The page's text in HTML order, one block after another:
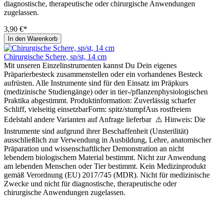
diagnostische, therapeutische oder chirurgische Anwendungen
zugelassen.
3,90 €*
In den Warenkorb
Chirurgische Schere, sp/st, 14 cm
Mit unseren Einzelinstrumenten kannst Du Dein eigenes
Präparierbesteck zusammenstellen oder ein vorhandenes Besteck
aufrüsten. Alle Instrumente sind für den Einsatz im Präpkurs
(medizinische Studiengänge) oder in tier-/pflanzenphysiologischen
Praktika abgestimmt. Produktinformation: Zuverlässig scharfer
Schliff, vielseitig einsetzbarForm: spitz/stumpfAus rostfreiem
Edelstahl andere Varianten auf Anfrage lieferbar ⚠️ Hinweis: Die
Instrumente sind aufgrund ihrer Beschaffenheit (Unsterilität)
ausschließlich zur Verwendung in Ausbildung, Lehre, anatomischer
Präparation und wissenschaftlicher Demonstration an nicht
lebendem biologischem Material bestimmt. Nicht zur Anwendung
am lebenden Menschen oder Tier bestimmt. Kein Medizinprodukt
gemäß Verordnung (EU) 2017/745 (MDR). Nicht für medizinische
Zwecke und nicht für diagnostische, therapeutische oder
chirurgische Anwendungen zugelassen.